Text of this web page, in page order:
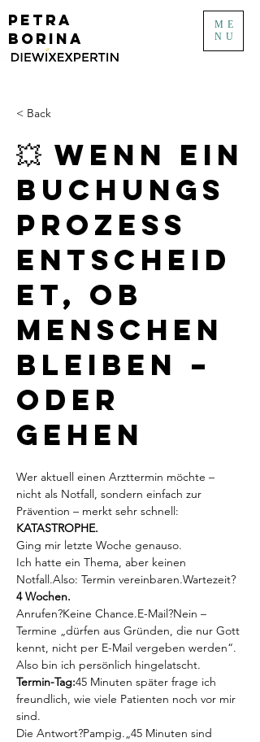
PETRA
BORINA
ME
NU
< Back
💥 Wenn ein
Buchungs
prozess
entscheid
et, ob
Menschen
bleiben –
oder
gehen
Wer aktuell einen Arzttermin möchte –
nicht als Notfall, sondern einfach zur
Prävention – merkt sehr schnell:
KATASTROPHE.
Ging mir letzte Woche genauso.
Ich hatte ein Thema, aber keinen
Notfall.Also: Termin vereinbaren.Wartezeit?
4 Wochen.
Anrufen?Keine Chance.E-Mail?Nein –
Termine „dürfen aus Gründen, die nur Gott
kennt, nicht per E-Mail vergeben werden“.
Also bin ich persönlich hingelatscht.
Termin-Tag:45 Minuten später frage ich
freundlich, wie viele Patienten noch vor mir
sind.
Die Antwort?Pampig.„45 Minuten sind